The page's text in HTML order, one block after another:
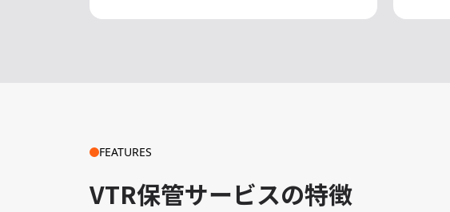
FEATURES
VTR保管サービスの特徴